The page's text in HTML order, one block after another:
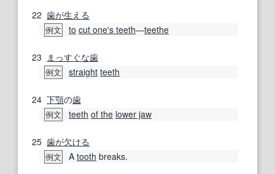
22 歯が生える
例文 to cut one's teeth―teethe
23 まっすぐな歯
例文 straight teeth
24 下顎の歯
例文 teeth of the lower jaw
25 歯が欠ける
例文 A tooth breaks.